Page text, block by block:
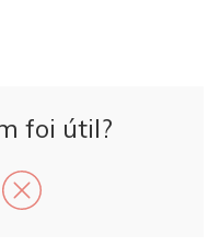
foi útil?